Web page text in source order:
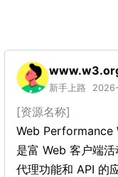
新手上路
[资源名称]
Web Performance
是富 Web 客户端
代理功能和 API 的